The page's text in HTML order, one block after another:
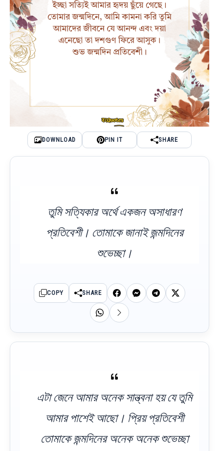
DOWNLOAD PIN IT SHARE
তুমি সত্যিকার অর্থে একজন অসাধারণ
প্রতিবেশী। তোমাকে জানাই জন্মদিনের
শুভেচ্ছা।
COPY SHARE
এটা জেনে আমার অনেক সান্ত্বনা হয় যে তুমি
আমার পাশেই আছো। প্রিয় প্রতিবেশী
তোমাকে জন্মদিনের অনেক অনেক শুভেচ্ছা